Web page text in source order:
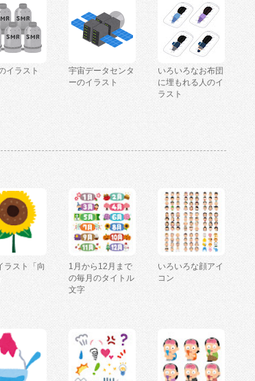
イラスト
宇宙データセンタ
ーのイラスト
いろいろなお布団
に埋もれる人のイ
ラスト
ラスト「向
1月から12月まで
の毎月のタイトル
文字
いろいろな顔アイ
コン